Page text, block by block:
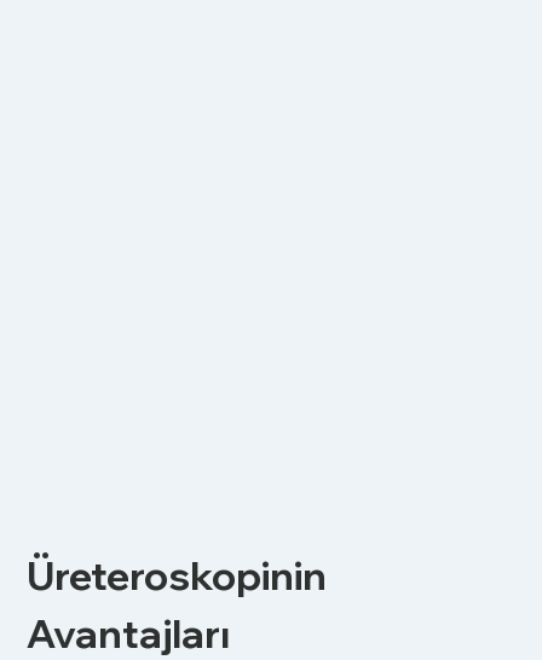
Üreteroskopinin
Avantajları